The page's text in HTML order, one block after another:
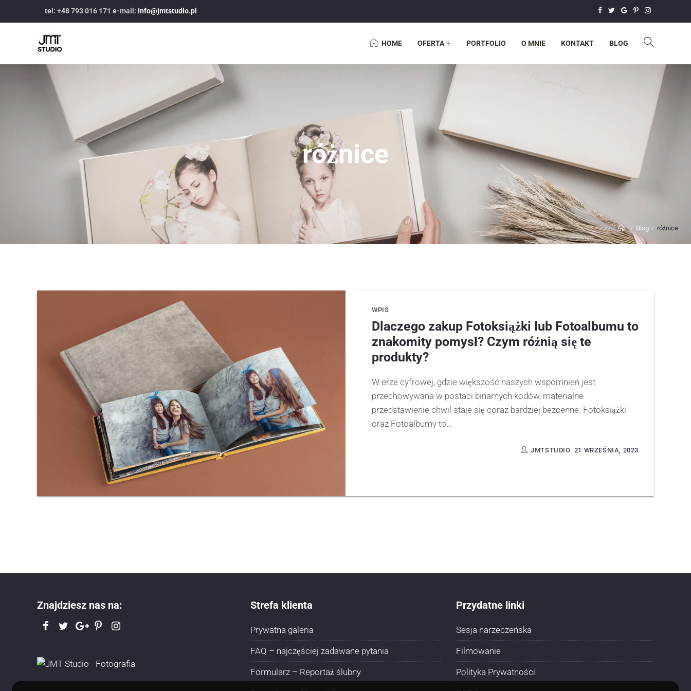
tel: +48 793 016 171 e-mail: info@jmtstudio.pl
HOME OFERTA PORTFOLIO O MNIE KONTAKT BLOG
różnice
Blog różnice
WPIS
Dlaczego zakup Fotoksiążki lub Fotoalbumu to
znakomity pomysł? Czym różnią się te
produkty?
W erze cyfrowej, gdzie większość naszych wspomnień jest
przechowywana w postaci binarnych kodów, materialne
przedstawienie chwil staje się coraz bardziej bezcenne. Fotoksiążki
oraz Fotoalbumy to…
21 WRZEŚNIA, 2023
JMTSTUDIO
Znajdziesz nas na: Strefa klienta
Prywatna galeria
FAQ – najczęściej zadawane pytania
Formularz – Reportaż ślubny
Przydatne linki
Sesja narzeczeńska
Filmowanie
Polityka Prywatności